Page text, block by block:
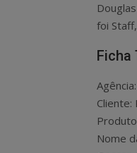
foi
Ficha
Cliente:
Nome